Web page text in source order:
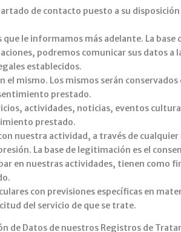
de contacto puesto a su disposición
le informamos más adelante. La base
podremos comunicar sus datos a
establecidos.
mismo. Los mismos serán
prestado.
actividades, noticias, eventos
prestado.
nuestra actividad, a través de
La base de legitimación es el
en nuestras actividades, tienen como
con previsiones específicas en
del servicio de que se trate.
de Datos de nuestros Registros de